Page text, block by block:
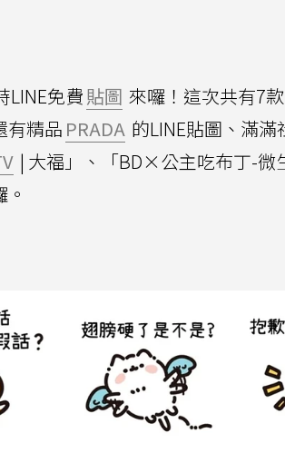
LINE免費貼圖 來囉！這次共有7
有精品 PRADA 的LINE貼圖、滿
| 大福」、「BD×公主吃布丁-微